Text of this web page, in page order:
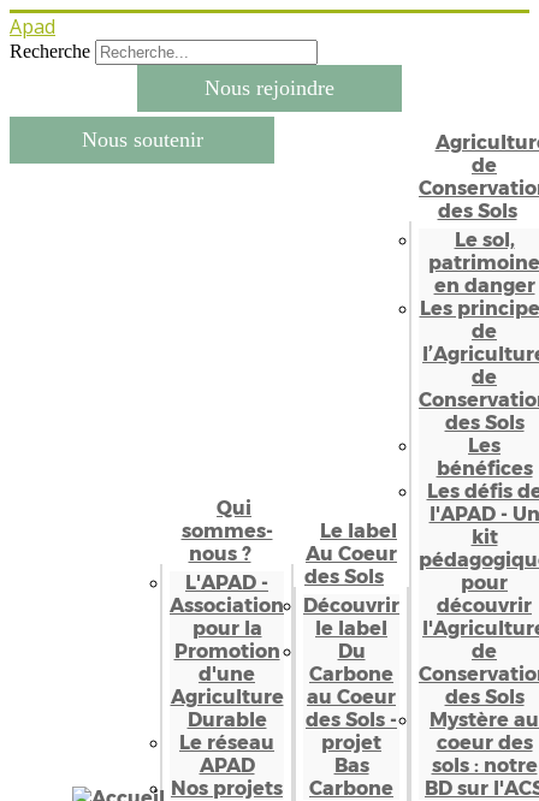
Apad
Recherche
Nous rejoindre
Nous soutenir
Qui
sommes-
nous ?
L'APAD -
Association
pour la
Promotion
d'une
Agriculture
Durable
Le réseau
APAD
Nos projets
Le label
Au Coeur
des Sols
Découvrir
le label
Du
Carbone
au Coeur
des Sols -
projet
Bas
Carbone
de
des Sols
Le sol,
patrimoine
en danger
Les
de
de
des Sols
Les
bénéfices
Les défis
l'APAD - Un
kit
pour
découvrir
de
des Sols
Mystère au
coeur des
sols : notre
BD sur